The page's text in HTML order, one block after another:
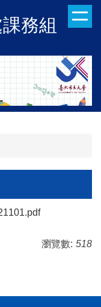
務組
瀏覽數: 518